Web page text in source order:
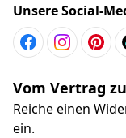
Unsere Social-
Vom Vertrag
Reiche einen
ein.